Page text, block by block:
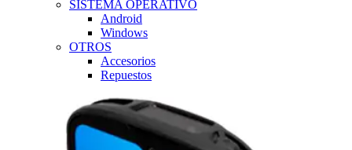
SISTEMA OPERATIVO
Android
Windows
OTROS
Accesorios
Repuestos